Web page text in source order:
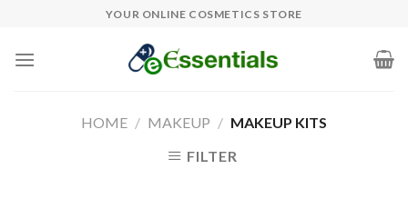
content
YOUR ONLINE COSMETICS STORE
HOME / MAKEUP / MAKEUP KITS
FILTER